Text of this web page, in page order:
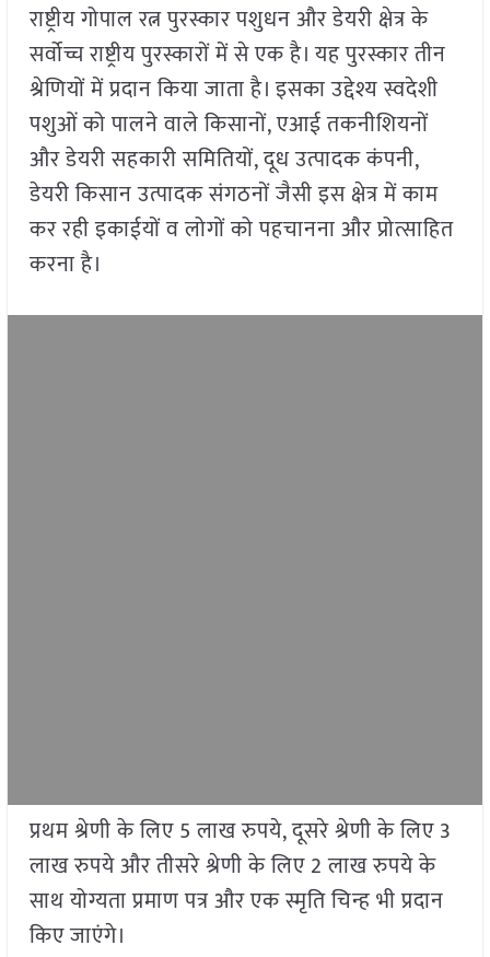
राष्ट्रीय गोपाल रत्न पुरस्कार पशुधन और डेयरी क्षेत्र के
सर्वोच्च राष्ट्रीय पुरस्कारों में से एक है। यह पुरस्कार तीन
श्रेणियों में प्रदान किया जाता है। इसका उद्देश्य स्वदेशी
पशुओं को पालने वाले किसानों, एआई तकनीशियनों
और डेयरी सहकारी समितियों, दूध उत्पादक कंपनी,
डेयरी किसान उत्पादक संगठनों जैसी इस क्षेत्र में काम
कर रही इकाईयों व लोगों को पहचानना और प्रोत्साहित
करना है।
प्रथम श्रेणी के लिए 5 लाख रुपये, दूसरे श्रेणी के लिए 3
लाख रुपये और तीसरे श्रेणी के लिए 2 लाख रुपये के
साथ योग्यता प्रमाण पत्र और एक स्मृति चिन्ह भी प्रदान
किए जाएंगे।